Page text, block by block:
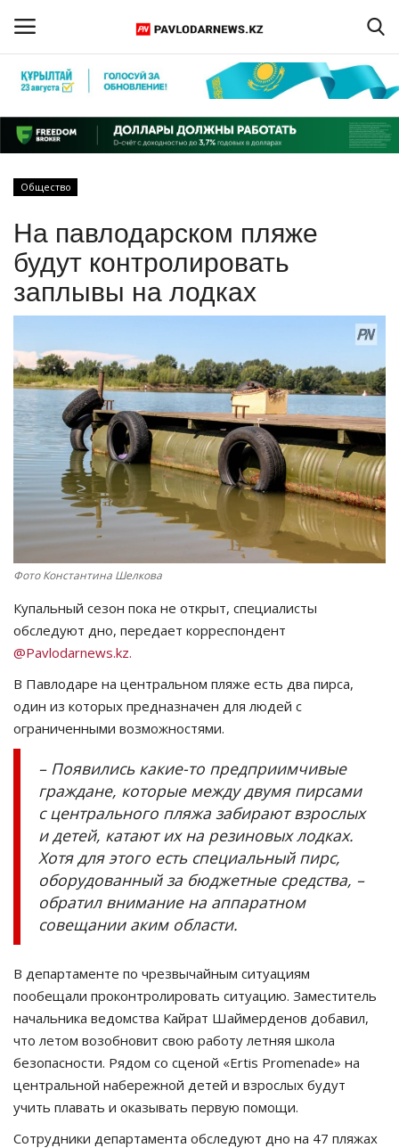
Регистрация
Главная
ПАВЛОДАРСКАЯ ОБЛАСТЬ
КАЗАХСТАН
СПЕЦПРОЕКТЫ
СПОРТ
Чек-лист
РАЗВЛЕЧЕНИЯ
OFFICIAL
Курултай
Язык
Қазақша Русский
Общество
На павлодарском пляже
будут контролировать
заплывы на лодках
Фото Константина Шелкова
Купальный сезон пока не открыт, специалисты
обследуют дно, передает корреспондент
@Pavlodarnews.kz.
В Павлодаре на центральном пляже есть два пирса,
один из которых предназначен для людей с
ограниченными возможностями.
– Появились какие-то предприимчивые
граждане, которые между двумя пирсами
с центрального пляжа забирают взрослых
и детей, катают их на резиновых лодках.
Хотя для этого есть специальный пирс,
оборудованный за бюджетные средства, –
обратил внимание на аппаратном
совещании аким области.
В департаменте по чрезвычайным ситуациям
пообещали проконтролировать ситуацию. Заместитель
начальника ведомства Кайрат Шаймерденов добавил,
что летом возобновит свою работу летняя школа
безопасности. Рядом со сценой «Ertis Promenade» на
центральной набережной детей и взрослых будут
учить плавать и оказывать первую помощи.
Сотрудники департамента обследуют дно на 47 пляжах